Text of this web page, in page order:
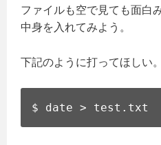
ファイルも空で見ても面白
中身を入れてみよう。
下記のように打ってほしい。
$ date > test.txt